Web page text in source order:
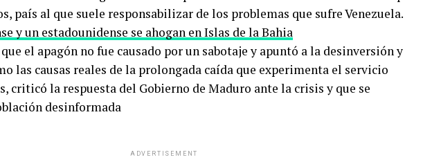
país al que suele responsabilizar de los problemas que sufre Venezuela.
y un estadounidense se ahogan en Islas de la Bahia
el apagón no fue causado por un sabotaje y apuntó a la desinversión y
las causas reales de la prolongada caída que experimenta el servicio
criticó la respuesta del Gobierno de Maduro ante la crisis y que se
desinformada
ADVERTISEMENT